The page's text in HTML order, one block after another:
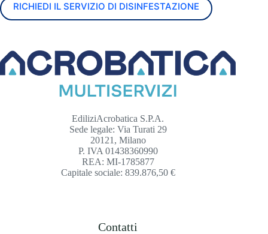
RICHIEDI IL SERVIZIO DI DISINFESTAZIONE
EdiliziAcrobatica S.P.A.
Sede legale: Via Turati 29
20121, Milano
P. IVA 01438360990
REA: MI-1785877
Capitale sociale: 839.876,50 €
Contatti